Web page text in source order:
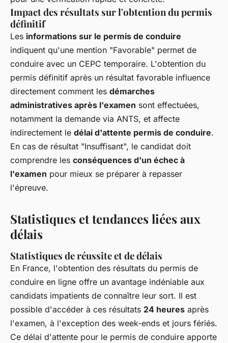
Impact des résultats sur l'obtention du permis
définitif
Les informations sur le permis de conduire
indiquent qu'une mention "Favorable" permet de
conduire avec un CEPC temporaire. L'obtention du
permis définitif après un résultat favorable influence
directement comment les démarches
administratives après l'examen sont effectuées,
notamment la demande via ANTS, et affecte
indirectement le délai d'attente permis de conduire.
En cas de résultat "Insuffisant", le candidat doit
comprendre les conséquences d'un échec à
l'examen pour mieux se préparer à repasser
l'épreuve.
Statistiques et tendances liées aux
délais
Statistiques de réussite et de délais
En France, l'obtention des résultats du permis de
conduire en ligne offre un avantage indéniable aux
candidats impatients de connaître leur sort. Il est
possible d'accéder à ces résultats 24 heures après
l'examen, à l'exception des week-ends et jours fériés.
Ce délai d'attente pour le permis de conduire apporte